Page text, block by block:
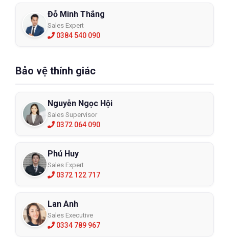
Đỗ Minh Thắng
Sales Expert
0384 540 090
Bảo vệ thính giác
Nguyễn Ngọc Hội
Sales Supervisor
0372 064 090
Phú Huy
Sales Expert
0372 122 717
Lan Anh
Sales Executive
0334 789 967